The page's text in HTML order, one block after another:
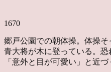
1670
郷戸公園での朝体操。体操
青大将が木に登っている。恐
「意外と目が可愛い」と近づ